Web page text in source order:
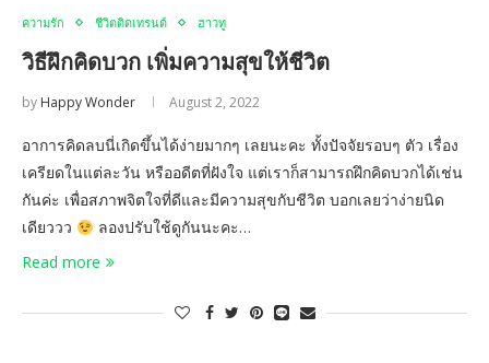
ความรัก ชีวิตติดเทรนด์ ฮาวทู
วิธีฝึกคิดบวก เพิ่มความสุขให้ชีวิต
by Happy Wonder August 2, 2022
อาการคิดลบนี่เกิดขึ้นได้ง่ายมากๆ เลยนะคะ ทั้งปัจจัยรอบๆ ตัว เรื่อง
เครียดในแต่ละวัน หรืออดีตที่ฝังใจ แต่เราก็สามารถฝึกคิดบวกได้เช่น
กันค่ะ เพื่อสภาพจิตใจที่ดีและมีความสุขกับชีวิต บอกเลยว่าง่ายนิด
เดียววว
ลองปรับใช้ดูกันนะคะ…
Read more